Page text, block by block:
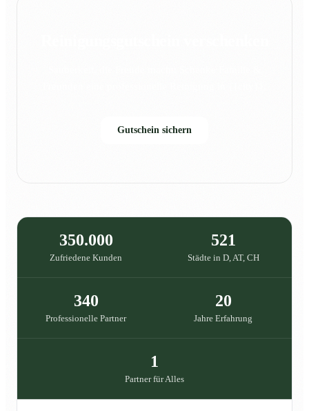
Gutschein sichern
350.000
Zufriedene Kunden
521
Städte in D, AT, CH
340
Professionelle Partner
20
Jahre Erfahrung
1
Partner für Alles